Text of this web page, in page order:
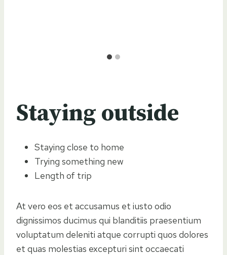
Staying outside
Staying close to home
Trying something new
Length of trip
At vero eos et accusamus et iusto odio
dignissimos ducimus qui blanditiis praesentium
voluptatum deleniti atque corrupti quos dolores
et quas molestias excepturi sint occaecati